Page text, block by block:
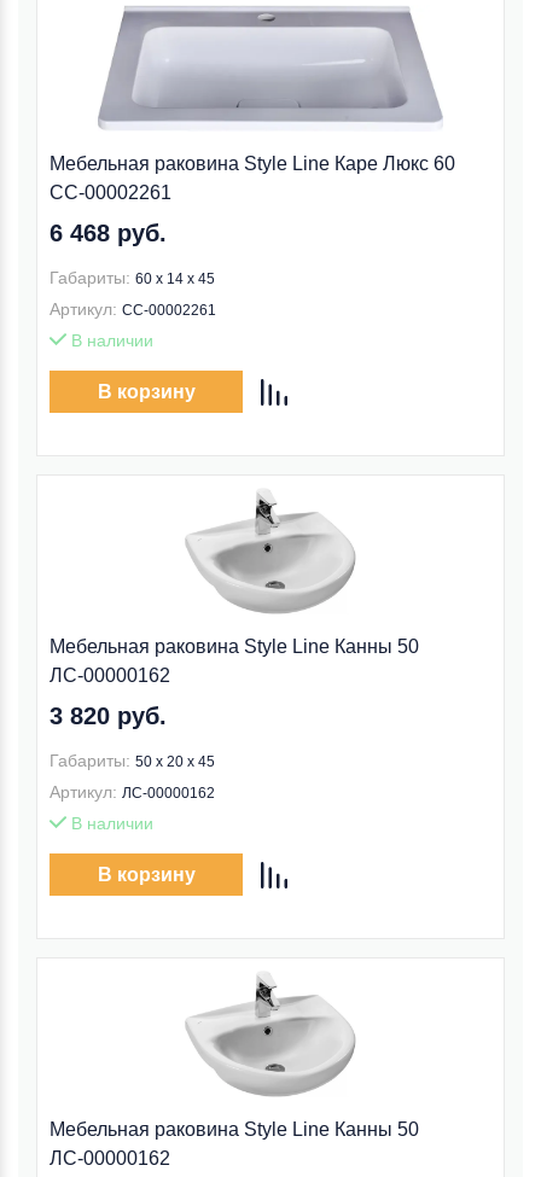
Мебельная раковина Style Line Каре Люкс 60
СС-00002261
6 468 руб.
Габариты: 60 x 14 x 45
Артикул: СС-00002261
В наличии
В корзину
Мебельная раковина Style Line Канны 50
ЛС-00000162
3 820 руб.
Габариты: 50 x 20 x 45
Артикул: ЛС-00000162
В наличии
В корзину
Мебельная раковина Style Line Канны 50
ЛС-00000162